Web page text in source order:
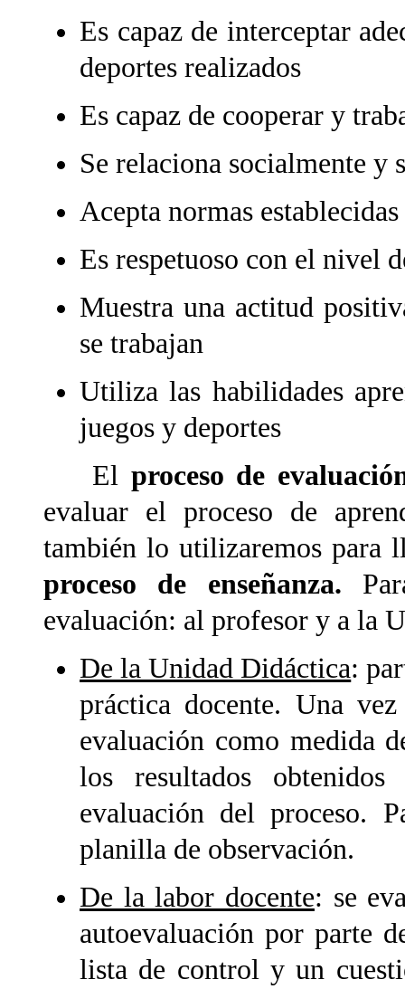
Es capaz de interceptar
deportes realizados
Es capaz de cooperar y
Se relaciona socialmente y
Acepta normas establecidas
Es respetuoso con el nivel
Muestra una actitud
se trabajan
Utiliza las habilidades
juegos y deportes
El proceso de
evaluar el proceso de
también lo utilizaremos para
proceso de enseñanza.
evaluación: al profesor y a la
De la Unidad Didáctica:
práctica docente. Una
evaluación como medida
los resultados
evaluación del proceso.
planilla de observación.
De la labor docente: se
autoevaluación por parte
lista de control y un